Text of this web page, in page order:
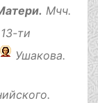
Мчч.
ти
Ушакова.